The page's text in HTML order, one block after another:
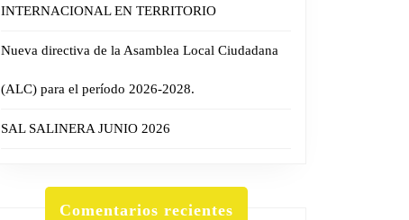
INTERNACIONAL EN TERRITORIO
Nueva directiva de la Asamblea Local Ciudadana
(ALC) para el período 2026-2028.
SAL SALINERA JUNIO 2026
Comentarios recientes